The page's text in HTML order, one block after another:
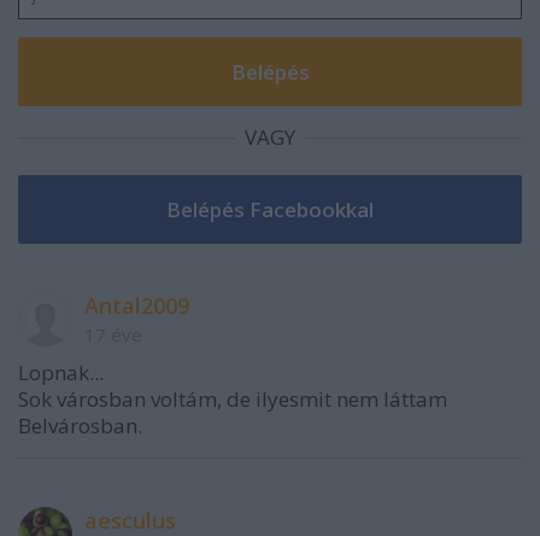
VAGY
Antal2009
Lopnak...
Sok városban voltám, de ilyesmit nem láttam
Belvárosban.
aesculus